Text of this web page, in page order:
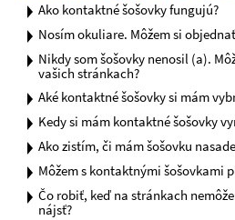
Ako kontaktné šošovky fungujú?
Nosím okuliare. Môžem si
Nikdy som šošovky nenosil (a).
vašich stránkach?
Aké kontaktné šošovky si mám
Kedy si mám kontaktné šošovky
Ako zistím, či mám šošovku
Môžem s kontaktnými šošovkami
Čo robiť, keď na stránkach
nájsť?